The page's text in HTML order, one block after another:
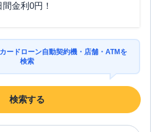
金利0円！
ードローン自動契約機・店舗・ATMを
検索
検索する